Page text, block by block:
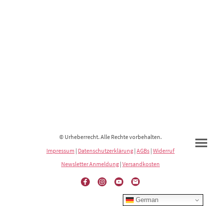
© Urheberrecht. Alle Rechte vorbehalten.
Impressum | Datenschutzerklärung | AGBs | Widerruf
Newsletter Anmeldung | Versandkosten
German